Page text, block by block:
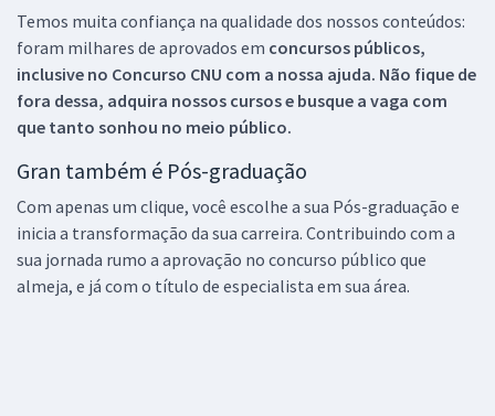
Temos muita confiança na qualidade dos nossos conteúdos:
foram milhares de aprovados em concursos públicos,
inclusive no Concurso CNU com a nossa ajuda. Não fique de
fora dessa, adquira nossos cursos e busque a vaga com
que tanto sonhou no meio público.
Gran também é Pós-graduação
Com apenas um clique, você escolhe a sua Pós-graduação e
inicia a transformação da sua carreira. Contribuindo com a
sua jornada rumo a aprovação no concurso público que
almeja, e já com o título de especialista em sua área.